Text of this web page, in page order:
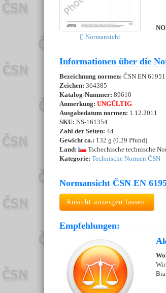
Normansicht
Informationen über die
Bezeichnung normen: ČSN EN
Zeichen: 364385
Katalog-Nummer: 89610
Anmerkung: UNGÜLTIG
Ausgabedatum normen: 1.12.2011
SKU: NS-161354
Zahl der Seiten: 44
Gewicht ca.: 132 g (0.29 Pfund)
Land:
Tschechische technische
Kategorie: Technische Normen ČSN
Normansicht ČSN EN
Ansicht anzeigen lassen.
Empfehlungen: